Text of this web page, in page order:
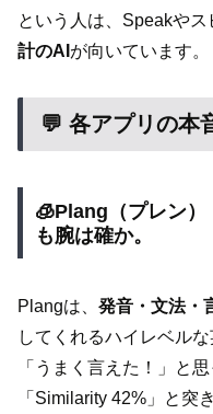
という人は、Speakや
計のAI が向いています。
💬 各アプリの本
🧊Plang（プレン）
も腕は確か。
Plangは、 発音・文法・
してくれるハイレベルな
「うまく言えた！」と
「Similarity 42%」と突